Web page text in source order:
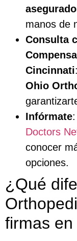
manos de
Consulta
Cincinnati
Ohio
Infórmate
Doctors
conocer
opciones.
¿Qué
firmas